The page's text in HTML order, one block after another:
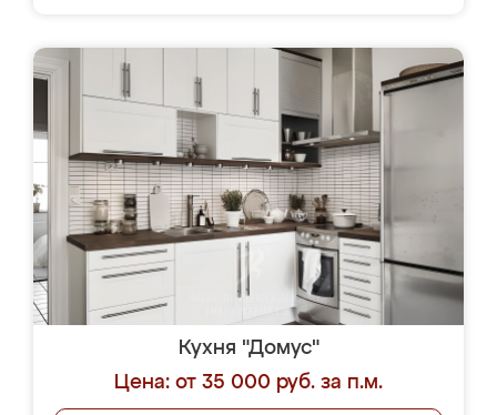
Кухня "Домус"
Цена: от 35 000 руб. за п.м.